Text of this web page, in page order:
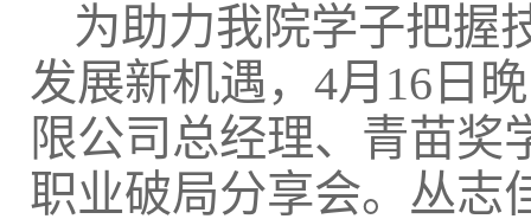
为助力我院学子把握
发展新机遇，4月16日
限公司总经理、青苗
职业破局分享会。丛志